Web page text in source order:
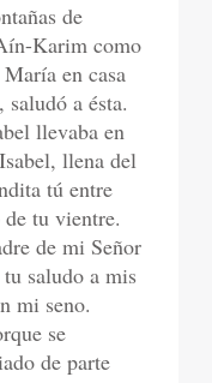
de
Karim como
en casa
saludó a ésta.
llevaba en
llena del
tú entre
tu vientre.
de mi Señor
saludo a mis
mi seno.
se
de parte